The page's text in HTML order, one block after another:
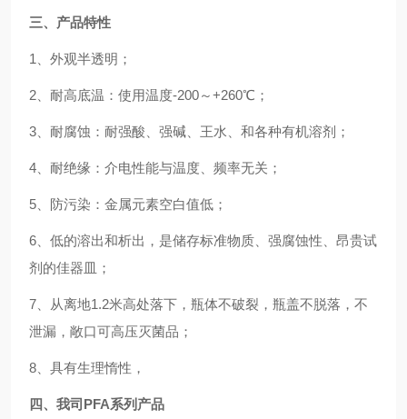
三、产品特性
1、 外观半透明 ；
2、 耐高底温：使用温度-200～+260℃；
3、 耐腐蚀：耐强酸、强碱、王水、和各种有机溶剂 ；
4、 耐绝缘：介电性能与温度、频率无关 ；
5、 防污染：金属元素空白值低 ；
6、 低的溶出和析出，是储存标准物质、强腐蚀性、昂贵试
剂的佳器皿 ；
7、 从离地1.2米高处落下，瓶体不破裂，瓶盖不脱落，不
泄漏，敞口可高压灭菌品 ；
8、具有生理惰性，
四、 我司 PFA系列产品